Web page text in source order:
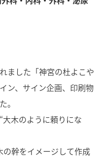
ました「神宮の杜よこや
ン、サイン企画、印刷物
。
木のように頼りにな
の幹をイメージして作成